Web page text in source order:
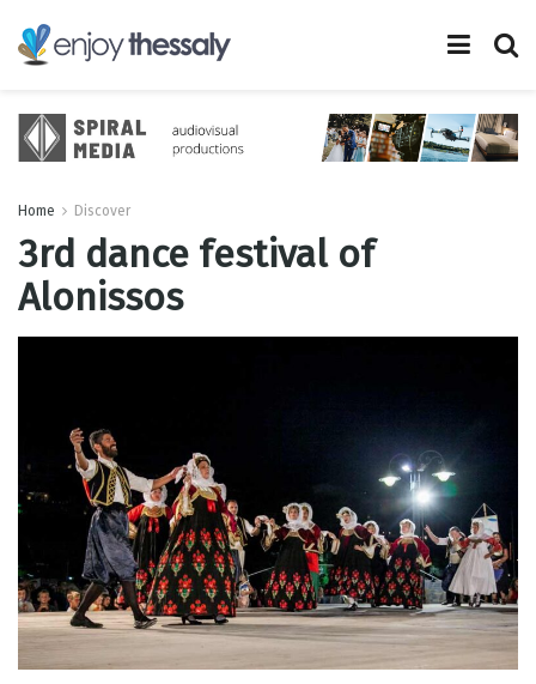
Home Discover
3rd dance festival of
Alonissos